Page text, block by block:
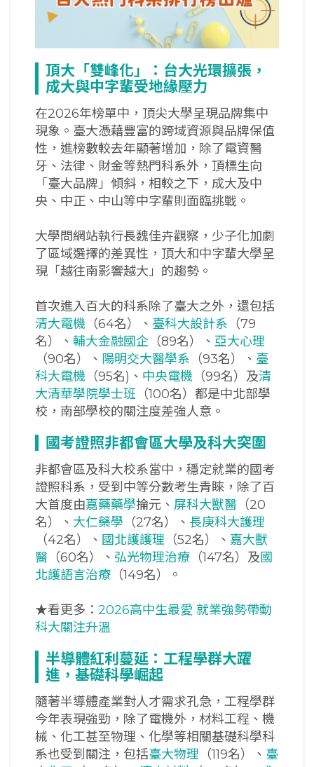
頂大「雙峰化」：台大光環擴張，
成大與中字輩受地緣壓力
在2026年榜單中，頂尖大學呈現品牌集中
現象。臺大憑藉豐富的跨域資源與品牌保值
性，進榜數較去年顯著增加，除了電資醫
牙、法律、財金等熱門科系外，頂標生向
「臺大品牌」傾斜，相較之下，成大及中
央、中正、中山等中字輩則面臨挑戰。
大學問網站執行長魏佳卉觀察，少子化加劇
了區域選擇的差異性，頂大和中字輩大學呈
現「越往南影響越大」的趨勢。
首次進入百大的科系除了臺大之外，還包括
清大電機 （64名）、 臺科大設計系 （79
名）、 輔大金融國企 （89名）、 亞大心理
（90名）、 陽明交大醫學系 （93名）、 臺
科大電機 （95名)、 中央電機 （99名）及清
大清華學院學士班 （100名）都是中北部學
校，南部學校的關注度差強人意。
國考證照非都會區大學及科大突圍
非都會區及科大校系當中，穩定就業的國考
證照科系，受到中等分數考生青睞，除了百
大首度由嘉藥藥學掄元、 屏科大獸醫 （20
名）、 大仁藥學 （27名）、 長庚科大護理
（42名）、 國北護護理 （52名）、 嘉大獸
醫 （60名）、 弘光物理治療 （147名）及國
北護語言治療 （149名）。
★看更多： 2026高中生最愛 就業強勢帶動
科大關注升溫
半導體紅利蔓延：工程學群大躍
進，基礎科學崛起
隨著半導體產業對人才需求孔急，工程學群
今年表現強勁，除了電機外，材料工程、機
械、化工甚至物理、化學等相關基礎科學科
系也受到關注，包括臺大物理 （119名）、 臺